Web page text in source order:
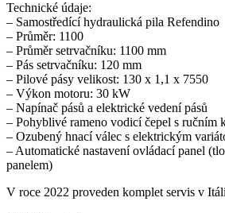
Technické údaje:
– Samostředící hydraulická pila Refendino
– Průměr: 1100
– Průměr setrvačníku: 1100 mm
– Pás setrvačníku: 120 mm
– Pilové pásy velikost: 130 x 1,1 x 7550
– Výkon motoru: 30 kW
– Napínač pásů a elektrické vedení pásů
– Pohyblivé rameno vodicí čepel s ručním
– Ozubený hnací válec s elektrickým
– Automatické nastavení ovládací panel
panelem)
V roce 2022 proveden komplet servis v